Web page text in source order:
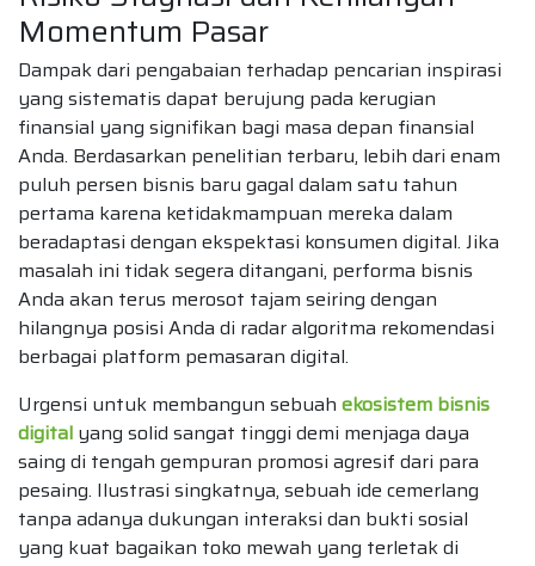
Momentum Pasar
Dampak dari pengabaian terhadap pencarian inspirasi
yang sistematis dapat berujung pada kerugian
finansial yang signifikan bagi masa depan finansial
Anda. Berdasarkan penelitian terbaru, lebih dari enam
puluh persen bisnis baru gagal dalam satu tahun
pertama karena ketidakmampuan mereka dalam
beradaptasi dengan ekspektasi konsumen digital. Jika
masalah ini tidak segera ditangani, performa bisnis
Anda akan terus merosot tajam seiring dengan
hilangnya posisi Anda di radar algoritma rekomendasi
berbagai platform pemasaran digital.
Urgensi untuk membangun sebuah ekosistem bisnis
digital yang solid sangat tinggi demi menjaga daya
saing di tengah gempuran promosi agresif dari para
pesaing. Ilustrasi singkatnya, sebuah ide cemerlang
tanpa adanya dukungan interaksi dan bukti sosial
yang kuat bagaikan toko mewah yang terletak di